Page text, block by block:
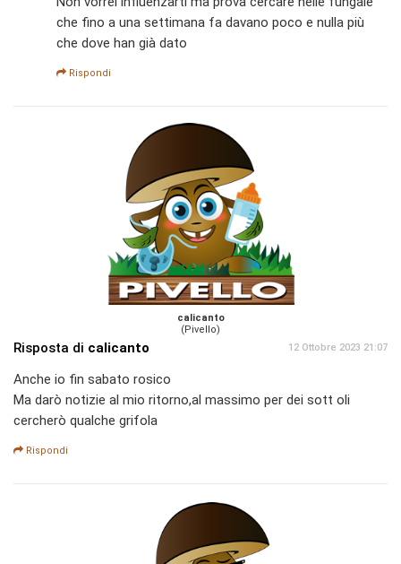
che fino a una settimana fa davano poco e nulla più
che dove han già dato
Rispondi
calicanto
(Pivello)
Risposta di calicanto 12 Ottobre 2023 21:07
Anche io fin sabato rosico
Ma darò notizie al mio ritorno,al massimo per dei sott oli
cercherò qualche grifola
Rispondi